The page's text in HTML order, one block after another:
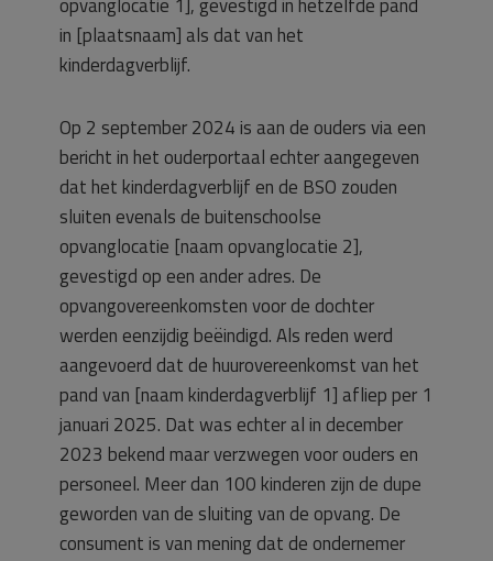
in [plaatsnaam] als dat van het
kinderdagverblijf.
Op 2 september 2024 is aan de ouders via een
bericht in het ouderportaal echter aangegeven
dat het kinderdagverblijf en de BSO zouden
sluiten evenals de buitenschoolse
opvanglocatie [naam opvanglocatie 2],
gevestigd op een ander adres. De
opvangovereenkomsten voor de dochter
werden eenzijdig beëindigd. Als reden werd
aangevoerd dat de huurovereenkomst van het
pand van [naam kinderdagverblijf 1] afliep per 1
januari 2025. Dat was echter al in december
2023 bekend maar verzwegen voor ouders en
personeel. Meer dan 100 kinderen zijn de dupe
geworden van de sluiting van de opvang. De
consument is van mening dat de ondernemer